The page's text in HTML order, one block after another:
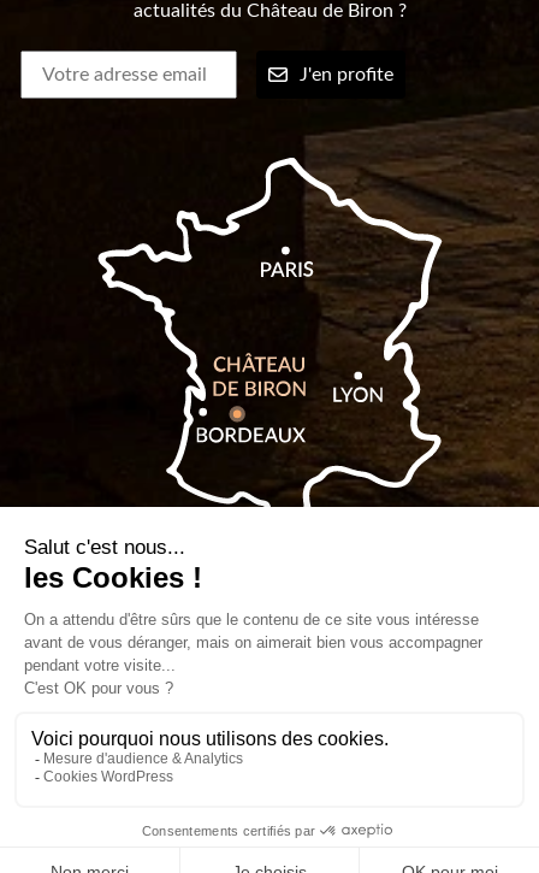
actualités du Château de Biron ?
J'en profite
Blog
Mentions